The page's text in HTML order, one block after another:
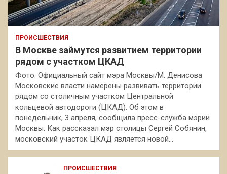
ПРОИСШЕСТВИЯ
В Москве займутся развитием территории
рядом с участком ЦКАД
Фото: Официальный сайт мэра Москвы/М. Денисова
Московские власти намерены развивать территории
рядом со столичным участком Центральной
кольцевой автодороги (ЦКАД). Об этом в
понедельник, 3 апреля, сообщила пресс-служба мэрии
Москвы. Как рассказал мэр столицы Сергей Собянин,
московский участок ЦКАД является новой…
ПРОИСШЕСТВИЯ